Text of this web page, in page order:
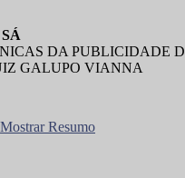
DA PUBLICIDADE
GALUPO VIANNA
Mostrar Resumo